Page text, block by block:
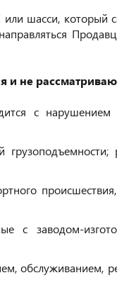
шасси,
и не
с
с заводом-